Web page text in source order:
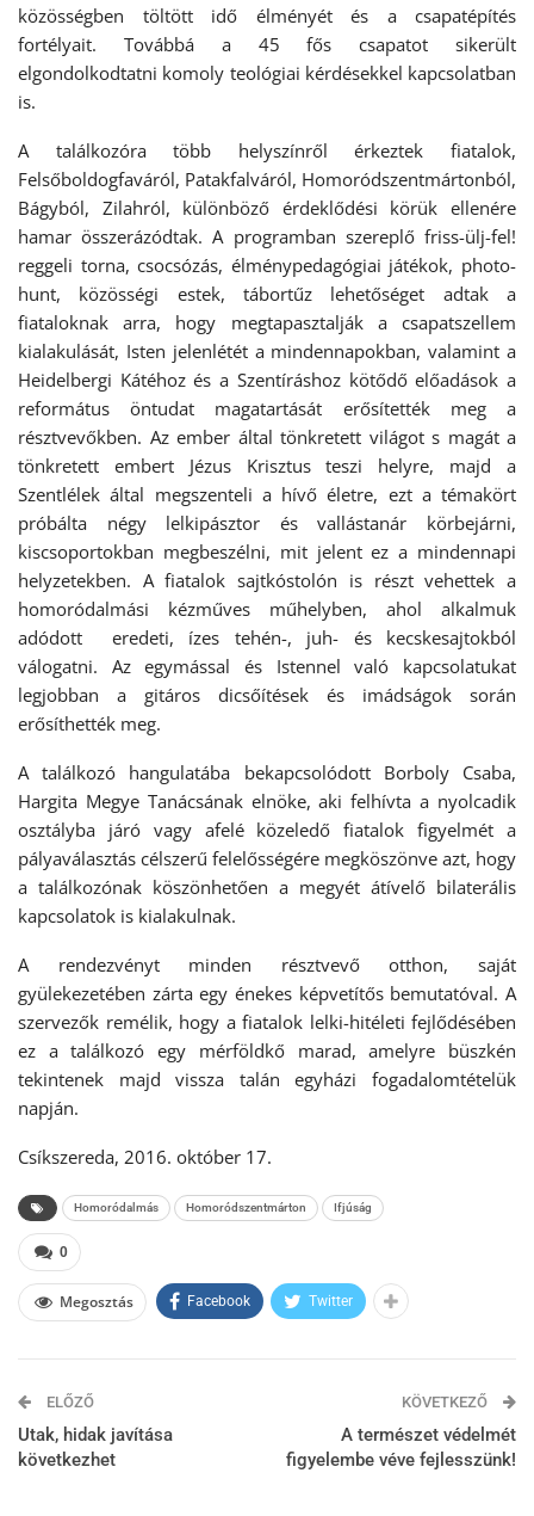
közösségben töltött idő élményét és a csapatépítés
fortélyait. Továbbá a 45 fős csapatot sikerült
elgondolkodtatni komoly teológiai kérdésekkel kapcsolatban
is.
A találkozóra több helyszínről érkeztek fiatalok,
Felsőboldogfaváról, Patakfalváról, Homoródszentmártonból,
Bágyból, Zilahról, különböző érdeklődési körük ellenére
hamar összerázódtak. A programban szereplő friss-ülj-fel!
reggeli torna, csocsózás, élménypedagógiai játékok, photo-
hunt, közösségi estek, tábortűz lehetőséget adtak a
fiataloknak arra, hogy megtapasztalják a csapatszellem
kialakulását, Isten jelenlétét a mindennapokban, valamint a
Heidelbergi Kátéhoz és a Szentíráshoz kötődő előadások a
református öntudat magatartását erősítették meg a
résztvevőkben. Az ember által tönkretett világot s magát a
tönkretett embert Jézus Krisztus teszi helyre, majd a
Szentlélek által megszenteli a hívő életre, ezt a témakört
próbálta négy lelkipásztor és vallástanár körbejárni,
kiscsoportokban megbeszélni, mit jelent ez a mindennapi
helyzetekben. A fiatalok sajtkóstolón is részt vehettek a
homoródalmási kézműves műhelyben, ahol alkalmuk
adódott eredeti, ízes tehén-, juh- és kecskesajtokból
válogatni. Az egymással és Istennel való kapcsolatukat
legjobban a gitáros dicsőítések és imádságok során
erősíthették meg.
A találkozó hangulatába bekapcsolódott Borboly Csaba,
Hargita Megye Tanácsának elnöke, aki felhívta a nyolcadik
osztályba járó vagy afelé közeledő fiatalok figyelmét a
pályaválasztás célszerű felelősségére megköszönve azt, hogy
a találkozónak köszönhetően a megyét átívelő bilaterális
kapcsolatok is kialakulnak.
A rendezvényt minden résztvevő otthon, saját
gyülekezetében zárta egy énekes képvetítős bemutatóval. A
szervezők remélik, hogy a fiatalok lelki-hitéleti fejlődésében
ez a találkozó egy mérföldkő marad, amelyre büszkén
tekintenek majd vissza talán egyházi fogadalomtételük
napján.
Csíkszereda, 2016. október 17.
Homoródalmás Homoródszentmárton Ifjúság
0
Megosztás Facebook Twitter
ELŐZŐ
Utak, hidak javítása
következhet
KÖVETKEZŐ
A természet védelmét
figyelembe véve fejlesszünk!